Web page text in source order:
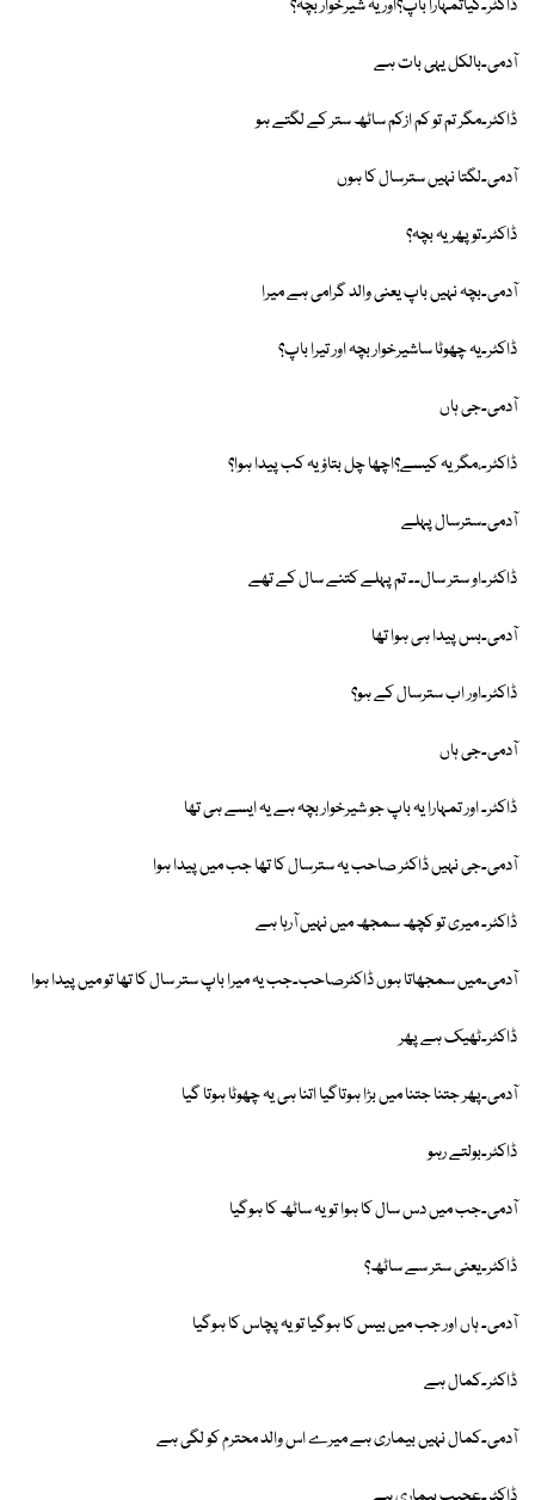
ڈاکٹر۔کیاَتمہارا باپ؟اور یہ شیرخوار بچہ؟
آدمی۔بالکل یہی بات ہے
ڈاکٹر۔مگر تم تو کم ازکم ساٹھ ستر کے لگتے ہو
آدمی۔لگتا نہیں سترسال کا ہوں
ڈاکٹر۔تو پھر یہ بچہ؟
آدمی۔بچہ نہیں باپ یعنی والد گرامی ہے میرا
ڈاکٹر۔یہ چھوٹا ساشیرخوار بچہ اور تیرا باپ؟
آدمی۔جی ہاں
ڈاکٹر۔،مگر یہ کیسے؟اچھا چل بتاؤ یہ کب پیدا ہوا؟
آدمی۔سترسال پہلے
ڈاکٹر۔او ستر سال۔۔ تم پہلے کتنے سال کے تھے
آدمی۔بس پیدا ہی ہوا تھا
ڈاکٹر۔اور اب سترسال کے ہو؟
آدمی۔جی ہاں
ڈاکٹر۔ اور تمہارا یہ باپ جو شیرخوار بچہ ہے یہ ایسے ہی تھا
آدمی۔جی نہیں ڈاکٹر صاحب یہ سترسال کا تھا جب میں پیدا ہوا
ڈاکٹر۔ میری تو کچھ سمجھ میں نہیں آرہا ہے
آدمی۔میں سمجھاتا ہوں ڈاکٹرصاحب۔جب یہ میرا باپ ستر سال کا تھا تو میں پیدا ہوا
ڈاکٹر۔ٹھیک ہے پھر
آدمی۔پھر جتنا جتنا میں بڑا ہوتاگیا اتنا ہی یہ چھوٹا ہوتا گیا
ڈاکٹر۔بولتے رہو
آدمی۔جب میں دس سال کا ہوا تو یہ ساٹھ کا ہوگیا
ڈاکٹر۔یعنی ستر سے ساٹھ؟
آدمی۔ ہاں اور جب میں بیس کا ہوگیا تو یہ پچاس کا ہوگیا
ڈاکٹر۔کمال ہے
آدمی۔کمال نہیں بیماری ہے میرے اس والد محترم کو لگی ہے